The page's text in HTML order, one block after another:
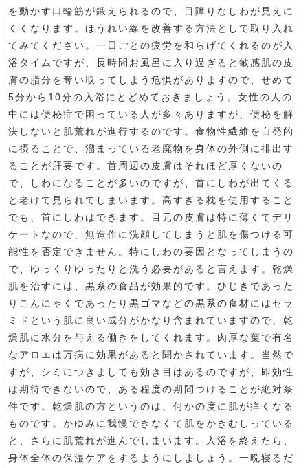
を動かす口輪筋が鍛えられるので、目障りなしわが見えに
くくなります。ほうれい線を改善する方法として取り入れ
てみてください。一日ごとの疲労を和らげてくれるのが入
浴タイムですが、長時間お風呂に入り過ぎると敏感肌の皮
膚の脂分を奪い取ってしまう危惧がありますので、せめて
5分から10分の入浴にとどめておきましょう。女性の人の
中には便秘症で困っている人が多々ありますが、便秘を解
決しないと肌荒れが進行するのです。食物性繊維を自発的
に摂ることで、溜まっている老廃物を身体の外側に排出す
ることが肝要です。首周辺の皮膚はそれほど厚くないの
で、しわになることが多いのですが、首にしわが出てくる
と老けて見られてしまいます。高すぎる枕を使用すること
でも、首にしわはできます。目元の皮膚は特に薄くてデリ
ケートなので、無造作に洗顔してしまうと肌を傷つける可
能性を否定できません。特にしわの要因となってしまうの
で、ゆっくりゆったりと洗う必要があると言えます。乾燥
肌を治すには、黒系の食品が効果的です。ひじきであった
りこんにゃくであったり黒ゴマなどの黒系の食材にはセラ
ミドという肌に良い成分がかなり含まれていますので、乾
燥肌に水分を与える働きをしてくれます。肉厚な葉で有名
なアロエは万病に効果があると聞かされています。当然で
すが、シミにつきましても効き目はあるのですが、即効性
は期待できないので、ある程度の期間つけることが絶対条
件です。乾燥肌の方というのは、何かの度に肌が痒くなる
ものです。かゆみに我慢できなくて肌をかきむしっている
と、さらに肌荒れが進んでしまいます。入浴を終えたら、
身体全体の保湿ケアをするようにしましょう。一晩寝るだ